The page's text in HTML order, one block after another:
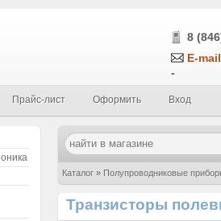
8
E-
-
Прайс-лист Оформить Вход
Каталог » Полупроводниковые
Транзисторы